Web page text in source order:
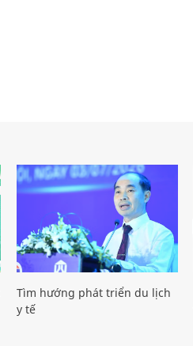
Tìm hướng phát triển du lịch
y tế